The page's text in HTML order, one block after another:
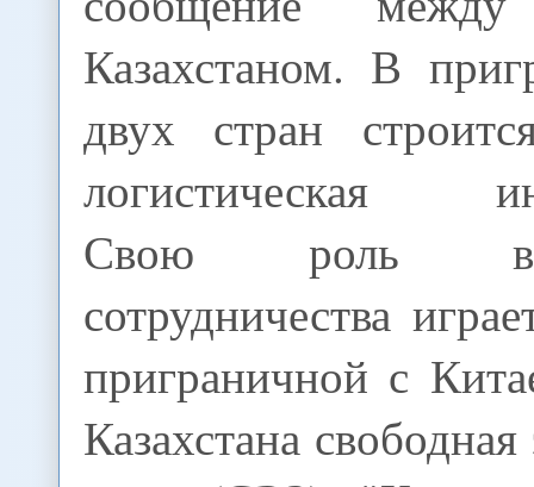
Казахстаном. В
двух стран
логистическая
Свою роль в
сотрудничества
приграничной с
Казахстана